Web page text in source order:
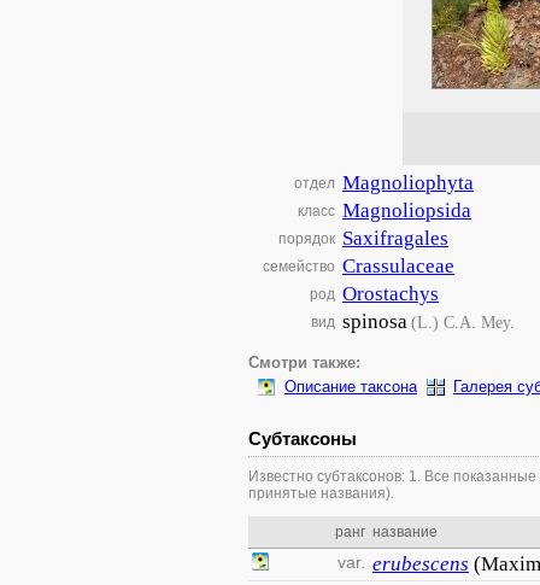
отдел Magnoliophyta
класс Magnoliopsida
порядок Saxifragales
семейство Crassulaceae
род Orostachys
вид spinosa(L.) C.A. Mey.
Смотри также:
Описание таксона
Галерея
Субтаксоны
Известно субтаксонов: 1. Все
принятые названия).
ранг название
var. erubescens